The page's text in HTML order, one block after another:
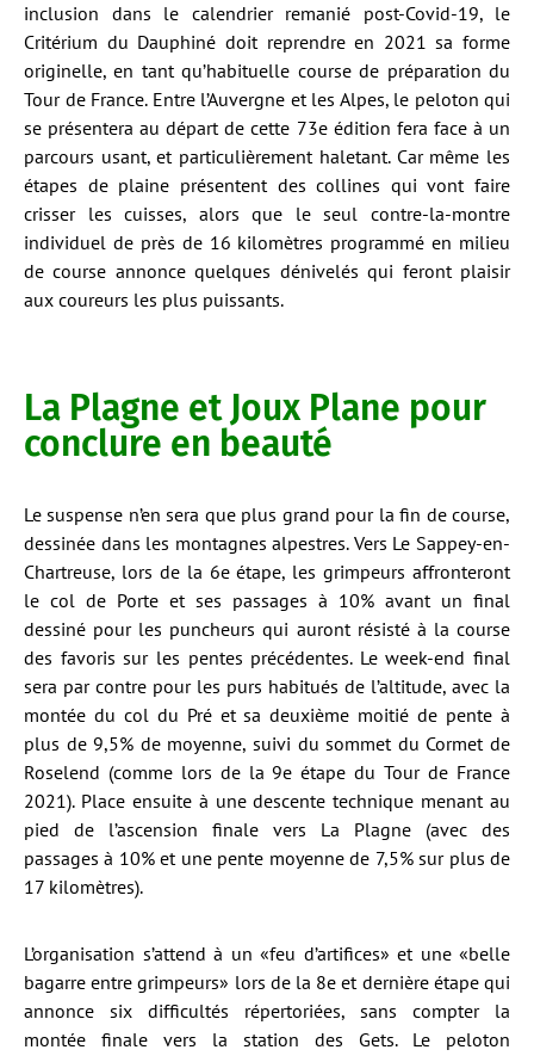
inclusion dans le calendrier remanié post-Covid-19, le
Critérium du Dauphiné doit reprendre en 2021 sa forme
originelle, en tant qu’habituelle course de préparation du
Tour de France. Entre l’Auvergne et les Alpes, le peloton qui
se présentera au départ de cette 73e édition fera face à un
parcours usant, et particulièrement haletant. Car même les
étapes de plaine présentent des collines qui vont faire
crisser les cuisses, alors que le seul contre-la-montre
individuel de près de 16 kilomètres programmé en milieu
de course annonce quelques dénivelés qui feront plaisir
aux coureurs les plus puissants.
La Plagne et Joux Plane pour
conclure en beauté
Le suspense n’en sera que plus grand pour la fin de course,
dessinée dans les montagnes alpestres. Vers Le Sappey-en-
Chartreuse, lors de la 6e étape, les grimpeurs affronteront
le col de Porte et ses passages à 10% avant un final
dessiné pour les puncheurs qui auront résisté à la course
des favoris sur les pentes précédentes. Le week-end final
sera par contre pour les purs habitués de l’altitude, avec la
montée du col du Pré et sa deuxième moitié de pente à
plus de 9,5% de moyenne, suivi du sommet du Cormet de
Roselend (comme lors de la 9e étape du Tour de France
2021). Place ensuite à une descente technique menant au
pied de l’ascension finale vers La Plagne (avec des
passages à 10% et une pente moyenne de 7,5% sur plus de
17 kilomètres).
L’organisation s’attend à un «feu d’artifices» et une «belle
bagarre entre grimpeurs» lors de la 8e et dernière étape qui
annonce six difficultés répertoriées, sans compter la
montée finale vers la station des Gets. Le peloton